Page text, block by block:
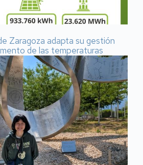
Zaragoza adapta su gestión
de las temperaturas